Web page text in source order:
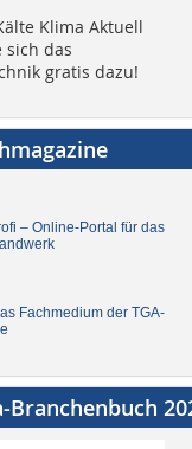
Klima Aktuell
sich das
gratis dazu!
– Online-Portal für das
Fachmedium der TGA-
Branchenbuch